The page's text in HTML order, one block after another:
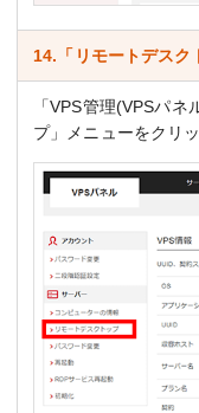
14.「リモートデスク
「VPS管理(VPSパ
プ」メニューをクリ